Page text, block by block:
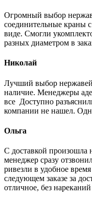
Огромный выбор
соединительные краны
виде. Смогли
разных диаметром в
Николай
Лучший выбор
наличие. Менеджеры
все Доступно
компании не нашел.
Ольга
С доставкой произошла
менеджер сразу
ривезли в удобное
следующем заказе за
отличное, без нареканий